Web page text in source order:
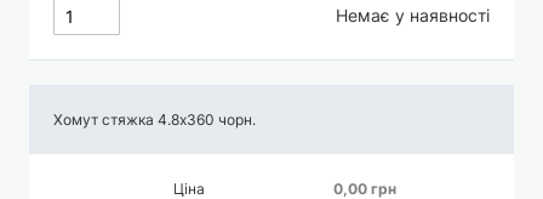
Немає у наявності
Хомут стяжка 4.8х360 чорн.
Ціна 0,00 грн